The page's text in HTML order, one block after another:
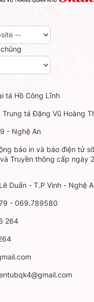
tá Hồ Công Lĩnh
Trung tá Đặng Vũ Hoàng
- Nghệ An
báo in và báo điện tử
Truyền thông cấp ngày
Duẩn - T.P Vinh - Nghệ
- 069.789580
264